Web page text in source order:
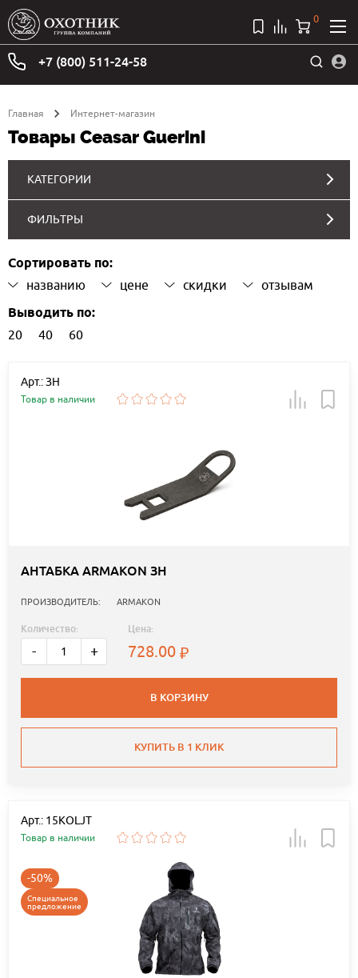
+7 (800) 511-24-58
0
Главная Интернет-магазин
Товары Ceasar Guerini
КАТЕГОРИИ
ФИЛЬТРЫ
Сортировать по:
названию цене скидки отзывам
Выводить по:
20 40 60
Арт.: ЗН
Товар в наличии
АНТАБКА ARMAKON ЗН
ПРОИЗВОДИТЕЛЬ: ARMAKON
Количество:
- +
Цена:
728.00
В КОРЗИНУ
КУПИТЬ В 1 КЛИК
Арт.: 15KOLJT
Товар в наличии
-50%
Специальное
предложение